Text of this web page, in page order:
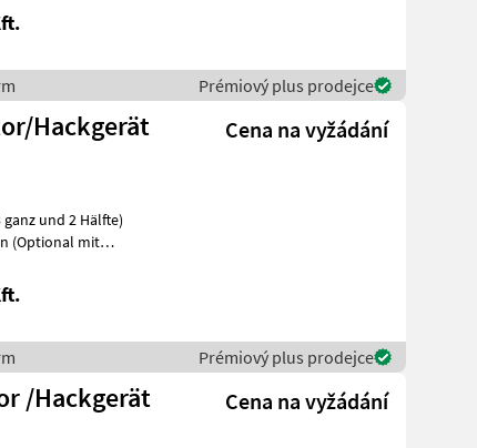
Prémiový plus prodejce
Hackgerät Cena na vyžádání
und 2 Hälfte)
Prémiový plus prodejce
/Hackgerät Cena na vyžádání